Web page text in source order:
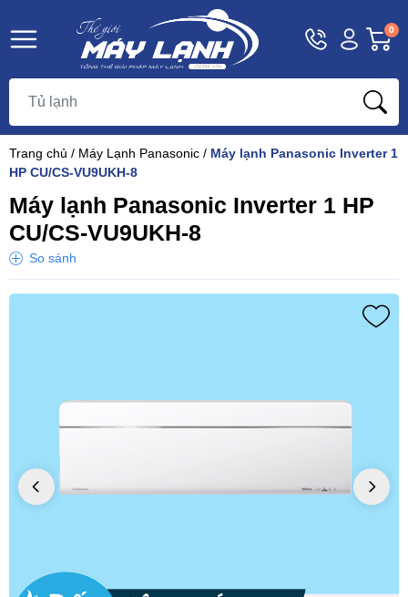
Hotline
1800
Tài
khoản
Khách
0
Trang chủ / Máy Lạnh Panasonic / Máy lạnh Panasonic Inverter 1
HP CU/CS-VU9UKH-8
Máy lạnh Panasonic Inverter 1 HP
CU/CS-VU9UKH-8
So sánh